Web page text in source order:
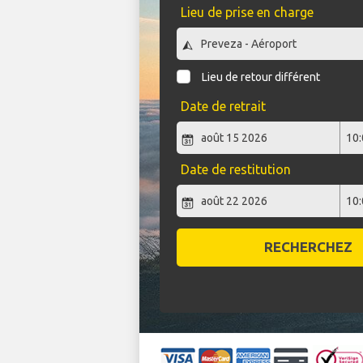
Lieu de prise en charge
Lieu de retour différent
Date de retrait
Date de restitution
RECHERCHEZ